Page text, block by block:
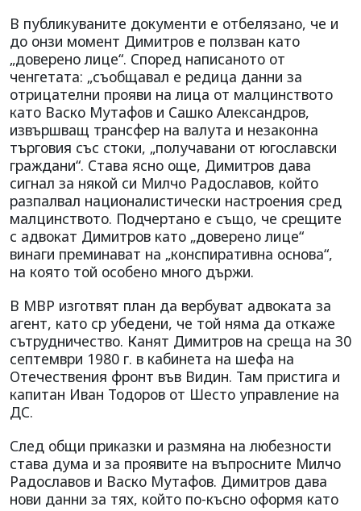
В публикуваните документи е отбелязано, че и
до онзи момент Димитров е ползван като
„доверено лице“. Според написаното от
ченгетата: „съобщавал е редица данни за
отрицателни прояви на лица от малцинството
като Васко Мутафов и Сашко Александров,
извършващ трансфер на валута и незаконна
търговия със стоки, „получавани от югославски
граждани“. Става ясно още, Димитров дава
сигнал за някой си Милчо Радославов, който
разпалвал националистически настроения сред
малцинството. Подчертано е също, че срещите
с адвокат Димитров като „доверено лице“
винаги преминават на „конспиративна основа“,
на която той особено много държи.
В МВР изготвят план да вербуват адвоката за
агент, като ср убедени, че той няма да откаже
сътрудничество. Канят Димитров на среща на 30
септември 1980 г. в кабинета на шефа на
Отечествения фронт във Видин. Там пристига и
капитан Иван Тодоров от Шесто управление на
ДС.
След общи приказки и размяна на любезности
става дума и за проявите на въпросните Милчо
Радославов и Васко Мутафов. Димитров дава
нови данни за тях, който по-късно оформя като